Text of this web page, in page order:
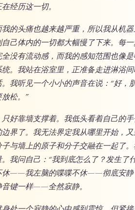
经历这一切。
的头痛也越来越严重，所以我从机
己体内的一切都大幅慢了下来。每
没有流动感，而我的感知范围也像
。我站在浴室里，正准备走进淋浴
我听见一个小小的声音在说：“好，
松。”
好靠墙支撑着。我低头看着自己的
界了。我无法界定我从哪里开始，
与墙上的原子和分子交融在一起了。
我问自己：“我到底怎么了？发生了
休——我左脑的喋喋不休——彻底安静
键一样——全然寂静。